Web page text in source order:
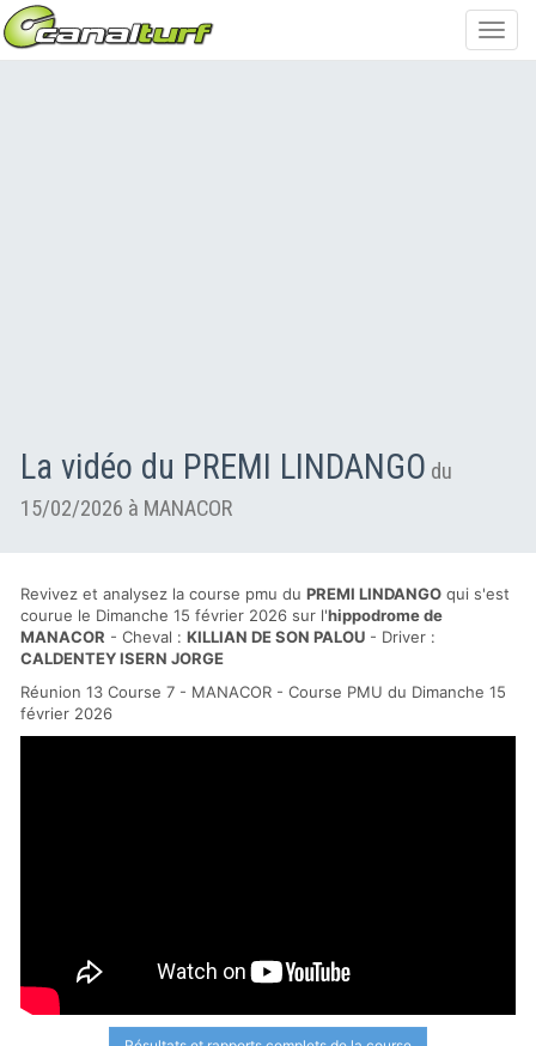
La vidéo du PREMI LINDANGO du
15/02/2026 à MANACOR
Revivez et analysez la course pmu du PREMI LINDANGO qui s'est
courue le Dimanche 15 février 2026 sur l'hippodrome de
MANACOR - Cheval : KILLIAN DE SON PALOU - Driver :
CALDENTEY ISERN JORGE
Réunion 13 Course 7 - MANACOR - Course PMU du Dimanche 15
février 2026